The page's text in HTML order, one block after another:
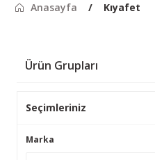
Anasayfa Kıyafet
Ürün Grupları
Seçimleriniz
Marka